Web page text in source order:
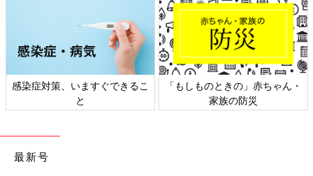
感染症対策、いますぐできるこ
と
「もしものときの」赤ちゃん・
家族の防災
最新号